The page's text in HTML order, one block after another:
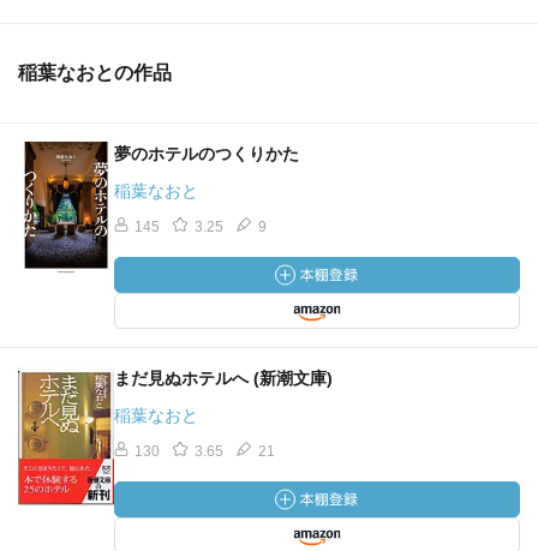
稲葉なおとの作品
夢のホテルのつくりかた
稲葉なおと
145 3.25 9
まだ見ぬホテルへ (新潮文庫)
稲葉なおと
130 3.65 21